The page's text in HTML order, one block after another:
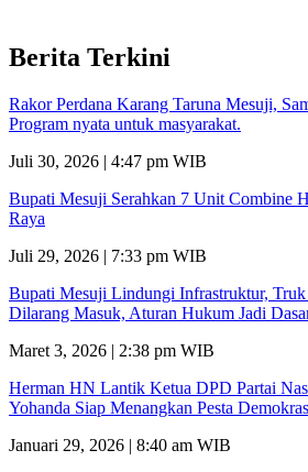
Berita Terkini
Rakor Perdana Karang Taruna Mesuji,
Program nyata untuk masyarakat.
Juli 30, 2026 | 4:47 pm WIB
Bupati Mesuji Serahkan 7 Unit Combine
Raya
Juli 29, 2026 | 7:33 pm WIB
Bupati Mesuji Lindungi Infrastruktur, Truk
Dilarang Masuk, Aturan Hukum Jadi
Maret 3, 2026 | 2:38 pm WIB
Herman HN Lantik Ketua DPD Partai
Yohanda Siap Menangkan Pesta
Januari 29, 2026 | 8:40 am WIB